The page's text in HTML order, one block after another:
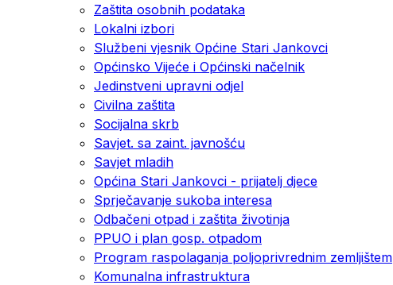
Zaštita osobnih podataka
Lokalni izbori
Službeni vjesnik Općine Stari Jankovci
Općinsko Vijeće i Općinski načelnik
Jedinstveni upravni odjel
Civilna zaštita
Socijalna skrb
Savjet. sa zaint. javnošću
Savjet mladih
Općina Stari Jankovci - prijatelj djece
Sprječavanje sukoba interesa
Odbačeni otpad i zaštita životinja
PPUO i plan gosp. otpadom
Program raspolaganja poljoprivrednim zemljištem
Komunalna infrastruktura